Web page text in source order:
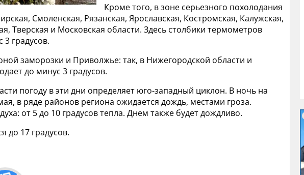
Кроме того, в зоне серьезного похолодания
Смоленская, Рязанская, Ярославская, Костромская, Калужская,
Тверская и Московская области. Здесь столбики термометров
3 градусов.
заморозки и Приволжье: так, в Нижегородской области и
до минус 3 градусов.
погоду в эти дни определяет юго-западный циклон. В ночь на
в ряде районов региона ожидается дождь, местами гроза.
от 5 до 10 градусов тепла. Днем также будет дождливо.
до 17 градусов.